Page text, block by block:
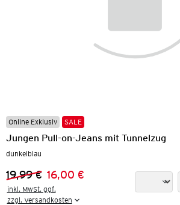
Online Exklusiv SALE
Jungen Pull-on-Jeans mit Tunnelzug
dunkelblau
Vorheriger Preis:
19,99 €
Neuer Preis:
16,00 €
inkl. MwSt. ggf.
zzgl. Versandkosten